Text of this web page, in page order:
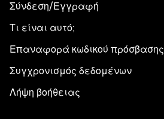
Σύνδεση/Εγγραφή
Τι είναι αυτό;
Επαναφορά κωδικού πρόσβασης
Συγχρονισμός δεδομένων
Λήψη βοήθειας